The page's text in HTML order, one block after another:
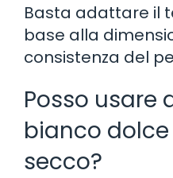
Basta adattare il
base alla
consistenza del
Posso usare
bianco
secco?